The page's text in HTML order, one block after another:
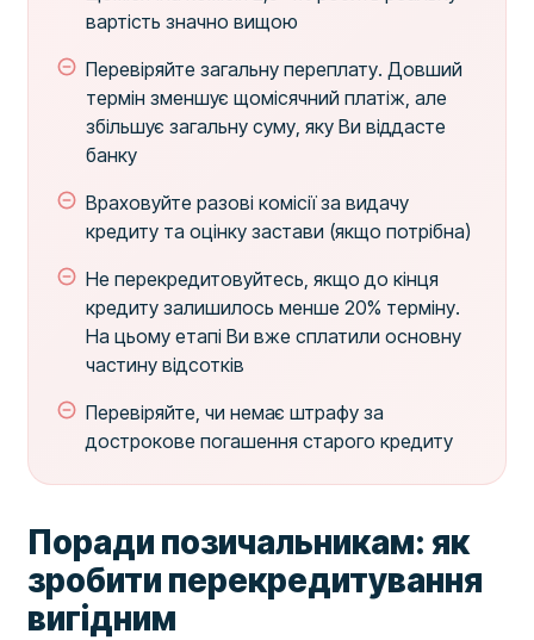
вартість значно вищою
Перевіряйте загальну переплату. Довший
термін зменшує щомісячний платіж, але
збільшує загальну суму, яку Ви віддасте
банку
Враховуйте разові комісії за видачу
кредиту та оцінку застави (якщо потрібна)
Не перекредитовуйтесь, якщо до кінця
кредиту залишилось менше 20% терміну.
На цьому етапі Ви вже сплатили основну
частину відсотків
Перевіряйте, чи немає штрафу за
дострокове погашення старого кредиту
Поради позичальникам: як
зробити перекредитування
вигідним